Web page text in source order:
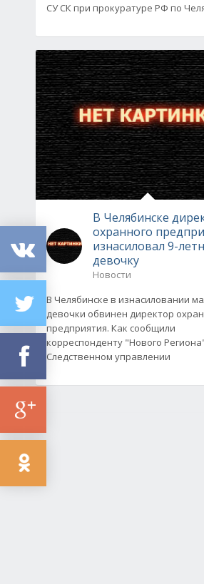
СУ СК при прокуратуре РФ по
В Челябинске
охранного
изнасиловал 9-
девочку
Новости
В Челябинске в изнасиловании
девочки обвинен директор
предприятия. Как сообщили
корреспонденту "Нового
Следственном управлении